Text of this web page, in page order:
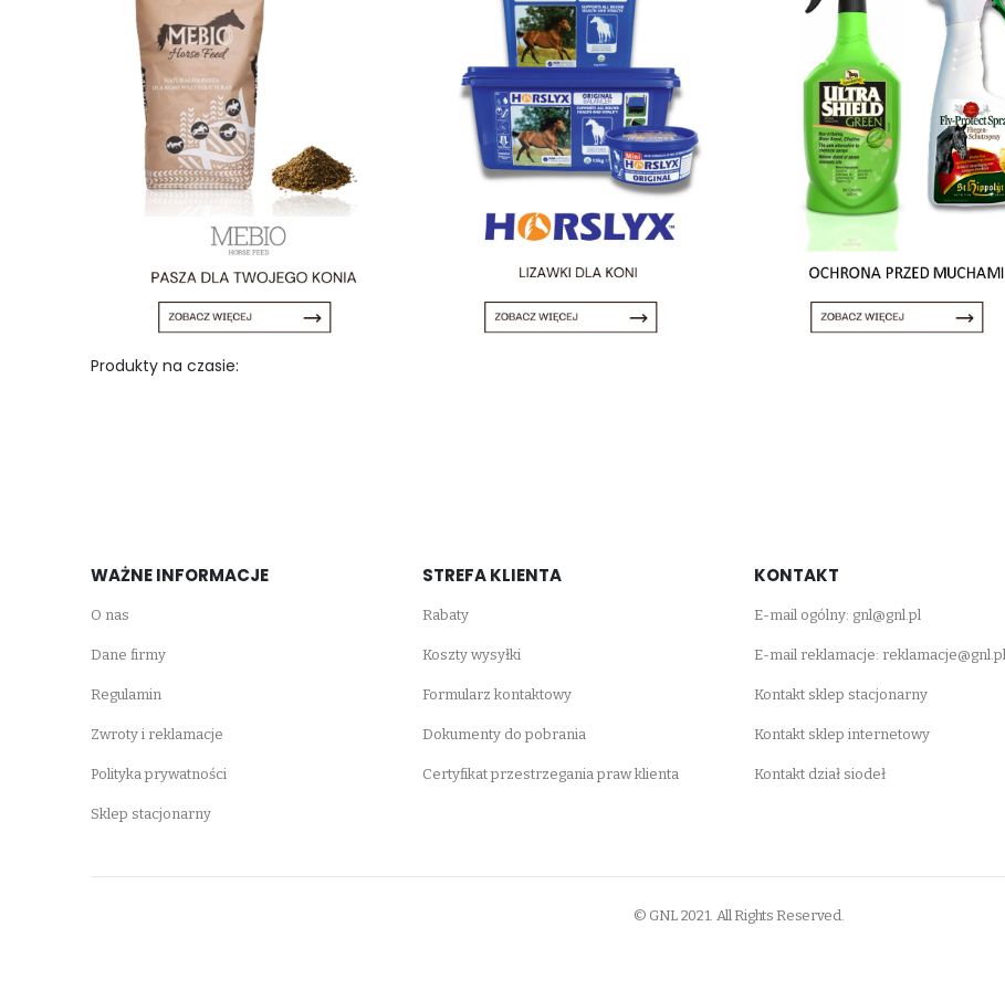
Produkty na czasie:
WAŻNE INFORMACJE
O nas
Dane firmy
Regulamin
Zwroty i reklamacje
Polityka prywatności
Sklep stacjonarny
STREFA KLIENTA
Rabaty
Koszty wysyłki
Formularz kontaktowy
Dokumenty do pobrania
Certyfikat przestrzegania praw klienta
KONTAKT
E-mail ogólny: gnl@gnl.pl
E-mail reklamacje: reklamacje@gnl.pl
Kontakt sklep stacjonarny
Kontakt sklep internetowy
Kontakt dział siodeł
© GNL 2021. All Rights Reserved.